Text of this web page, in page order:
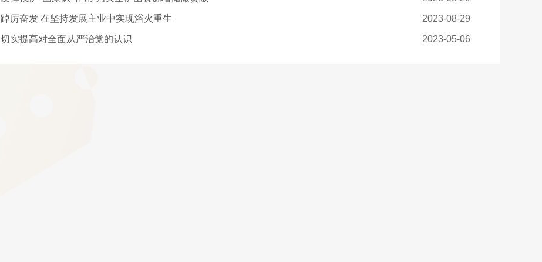
踔厉奋发 在坚持发展主业中实现浴火重生 2023-08-29
切实提高对全面从严治党的认识 2023-05-06